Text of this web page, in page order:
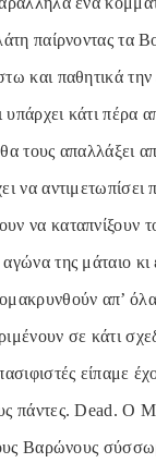
παίρνοντας τα
και παθητικά την
υπάρχει κάτι πέρα
τους απαλλάξει
να αντιμετωπίσει
να καταπνίξουν
της μάταιο κι
απ’ όλα
σε κάτι
είπαμε
πάντες. Dead. Ο
Βαρώνους